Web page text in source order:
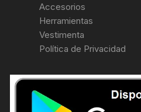
Accesorios
Herramientas
Vestimenta
Política de Privacidad